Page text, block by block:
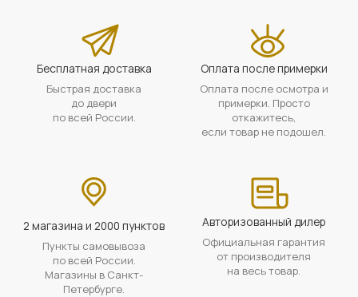
Бесплатная доставка
Быстрая доставка
до двери
по всей России.
Оплата после примерки
Оплата после осмотра и
примерки. Просто
откажитесь,
если товар не подошел.
2 магазина и 2000 пунктов
Пункты самовывоза
по всей России.
Магазины в Санкт-
Петербурге.
Авторизованный дилер
Официальная гарантия
от производителя
на весь товар.